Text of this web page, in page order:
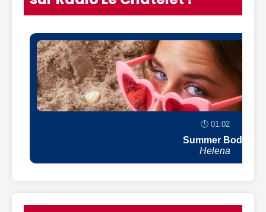
🕒 01:02
Summer Body
Helena